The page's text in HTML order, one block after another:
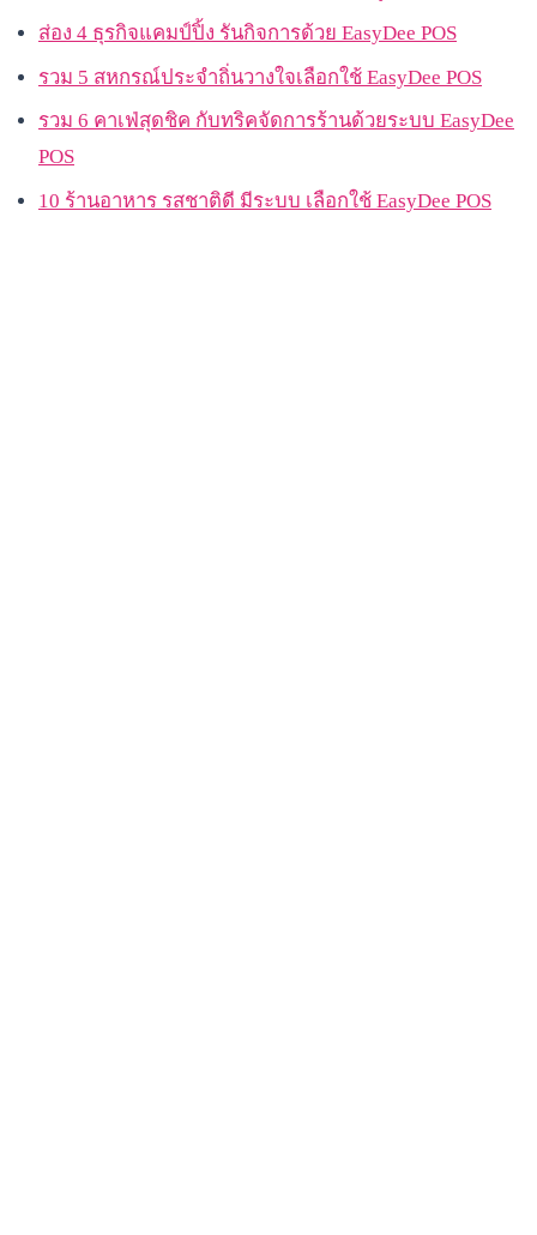
ส่อง 4 ธุรกิจแคมป์ปิ้ง รันกิจการด้วย EasyDee POS
รวม 5 สหกรณ์ประจำถิ่นวางใจเลือกใช้ EasyDee POS
รวม 6 คาเฟ่สุดชิค กับทริคจัดการร้านด้วยระบบ EasyDee
POS
10 ร้านอาหาร รสชาติดี มีระบบ เลือกใช้ EasyDee POS